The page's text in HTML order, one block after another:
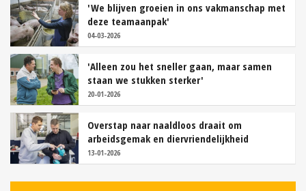
'We blijven groeien in ons vakmanschap met
deze teamaanpak'
04-03-2026
'Alleen zou het sneller gaan, maar samen
staan we stukken sterker'
20-01-2026
Overstap naar naaldloos draait om
arbeidsgemak en diervriendelijkheid
13-01-2026